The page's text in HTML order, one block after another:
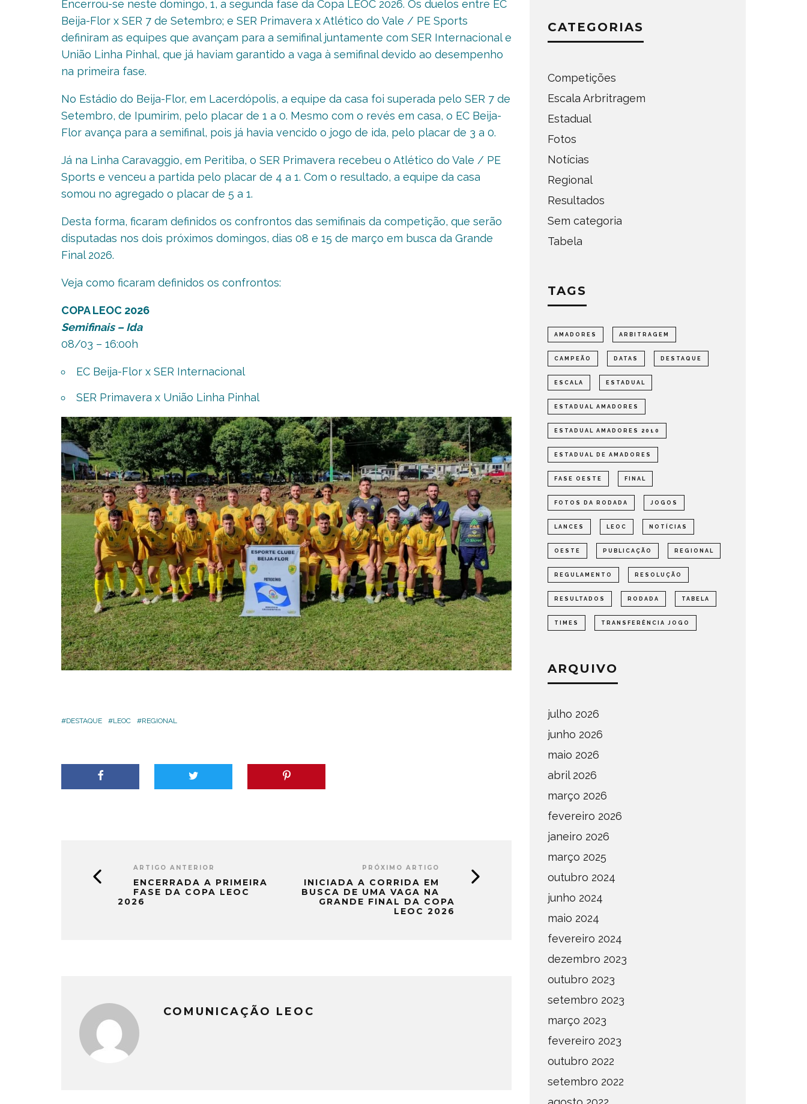
Encerrou-se neste domingo, 1, a segunda fase da Copa LEOC 2026. Os duelos entre EC
Beija-Flor x SER 7 de Setembro; e SER Primavera x Atlético do Vale / PE Sports
definiram as equipes que avançam para a semifinal juntamente com SER Internacional e
União Linha Pinhal, que já haviam garantido a vaga à semifinal devido ao desempenho
na primeira fase.
No Estádio do Beija-Flor, em Lacerdópolis, a equipe da casa foi superada pelo SER 7 de
Setembro, de Ipumirim, pelo placar de 1 a 0. Mesmo com o revés em casa, o EC Beija-
Flor avança para a semifinal, pois já havia vencido o jogo de ida, pelo placar de 3 a 0.
Já na Linha Caravaggio, em Peritiba, o SER Primavera recebeu o Atlético do Vale / PE
Sports e venceu a partida pelo placar de 4 a 1. Com o resultado, a equipe da casa
somou no agregado o placar de 5 a 1.
Desta forma, ficaram definidos os confrontos das semifinais da competição, que serão
disputadas nos dois próximos domingos, dias 08 e 15 de março em busca da Grande
Final 2026.
Veja como ficaram definidos os confrontos:
COPA LEOC 2026
Semifinais – Ida
08/03 – 16:00h
EC Beija-Flor x SER Internacional
SER Primavera x União Linha Pinhal
DESTAQUE LEOC REGIONAL
ARTIGO ANTERIOR
ENCERRADA A PRIMEIRA
FASE DA COPA LEOC
2026
PRÓXIMO ARTIGO
INICIADA A CORRIDA EM
BUSCA DE UMA VAGA NA
GRANDE FINAL DA COPA
LEOC 2026
COMUNICAÇÃO LEOC
CATEGORIAS
Competições
Escala Arbritragem
Estadual
Fotos
Notícias
Regional
Resultados
Sem categoria
Tabela
TAGS
AMADORES ARBITRAGEM
CAMPEÃO DATAS DESTAQUE
ESCALA ESTADUAL
ESTADUAL AMADORES
ESTADUAL AMADORES 2010
ESTADUAL DE AMADORES
FASE OESTE FINAL
FOTOS DA RODADA JOGOS
LANCES LEOC NOTÍCIAS
OESTE PUBLICAÇÃO REGIONAL
REGULAMENTO RESOLUÇÃO
RESULTADOS RODADA TABELA
TIMES TRANSFERÊNCIA JOGO
ARQUIVO
julho 2026
junho 2026
maio 2026
abril 2026
março 2026
fevereiro 2026
janeiro 2026
março 2025
outubro 2024
junho 2024
maio 2024
fevereiro 2024
dezembro 2023
outubro 2023
setembro 2023
março 2023
fevereiro 2023
outubro 2022
setembro 2022